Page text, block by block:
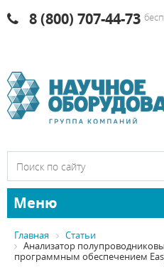
8 (800) 707-44-73
Меню
Главная
Статьи
Анализатор
программным обеспечением